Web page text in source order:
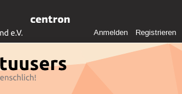
Anmelden Registrieren